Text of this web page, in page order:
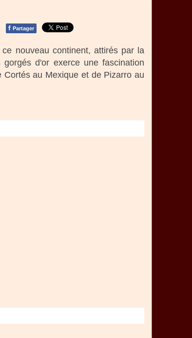
f Partager
nouveau continent, attirés par la
d'or exerce une fascination
Cortés au Mexique et de Pizarro au